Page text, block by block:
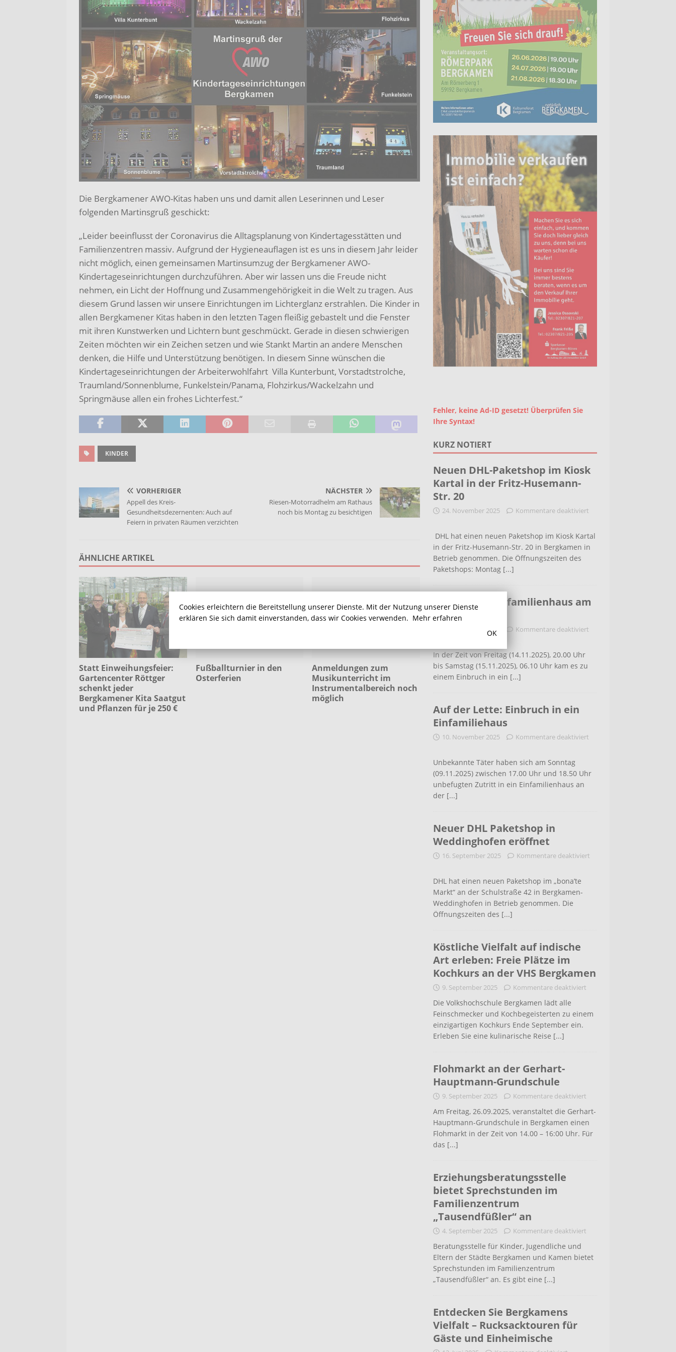
Die Bergkamener AWO-Kitas haben uns und damit allen Leserinnen und Leser
folgenden Martinsgruß geschickt:
„Leider beeinflusst der Coronavirus die Alltagsplanung von Kindertagesstätten und
Familienzentren massiv. Aufgrund der Hygieneauflagen ist es uns in diesem Jahr leider
nicht möglich, einen gemeinsamen Martinsumzug der Bergkamener AWO-
Kindertageseinrichtungen durchzuführen. Aber wir lassen uns die Freude nicht
nehmen, ein Licht der Hoffnung und Zusammengehörigkeit in die Welt zu tragen. Aus
diesem Grund lassen wir unsere Einrichtungen im Lichterglanz erstrahlen. Die Kinder in
allen Bergkamener Kitas haben in den letzten Tagen fleißig gebastelt und die Fenster
mit ihren Kunstwerken und Lichtern bunt geschmückt. Gerade in diesen schwierigen
Zeiten möchten wir ein Zeichen setzen und wie Stankt Martin an andere Menschen
denken, die Hilfe und Unterstützung benötigen. In diesem Sinne wünschen die
Kindertageseinrichtungen der Arbeiterwohlfahrt Villa Kunterbunt, Vorstadtstrolche,
Traumland/Sonnenblume, Funkelstein/Panama, Flohzirkus/Wackelzahn und
Springmäuse allen ein frohes Lichterfest.“
KINDER
VORHERIGER
Appell des Kreis-
Gesundheitsdezernenten: Auch auf
Feiern in privaten Räumen verzichten
NÄCHSTER
Riesen-Motorradhelm am Rathaus
noch bis Montag zu besichtigen
ÄHNLICHE ARTIKEL
Statt Einweihungsfeier:
Gartencenter Röttger
schenkt jeder
Bergkamener Kita Saatgut
und Pflanzen für je 250 €
Fußballturnier in den
Osterferien
Anmeldungen zum
Musikunterricht im
Instrumentalbereich noch
möglich
Fehler, keine Ad-ID gesetzt! Überprüfen Sie
Ihre Syntax!
KURZ NOTIERT
Neuen DHL-Paketshop im Kiosk
Kartal in der Fritz-Husemann-
Str. 20
24. November 2025 Kommentare deaktiviert
DHL hat einen neuen Paketshop im Kiosk Kartal
in der Fritz-Husemann-Str. 20 in Bergkamen in
Betrieb genommen. Die Öffnungszeiten des
Paketshops: Montag [...]
Einbruch in Einfamilienhaus am
Haldenweg
16. November 2025 Kommentare deaktiviert
In der Zeit von Freitag (14.11.2025), 20.00 Uhr
bis Samstag (15.11.2025), 06.10 Uhr kam es zu
einem Einbruch in ein [...]
Auf der Lette: Einbruch in ein
Einfamiliehaus
10. November 2025 Kommentare deaktiviert
Unbekannte Täter haben sich am Sonntag
(09.11.2025) zwischen 17.00 Uhr und 18.50 Uhr
unbefugten Zutritt in ein Einfamilienhaus an
der [...]
Neuer DHL Paketshop in
Weddinghofen eröffnet
16. September 2025 Kommentare deaktiviert
DHL hat einen neuen Paketshop im „bona’te
Markt“ an der Schulstraße 42 in Bergkamen-
Weddinghofen in Betrieb genommen. Die
Öffnungszeiten des [...]
Köstliche Vielfalt auf indische
Art erleben: Freie Plätze im
Kochkurs an der VHS Bergkamen
9. September 2025 Kommentare deaktiviert
Die Volkshochschule Bergkamen lädt alle
Feinschmecker und Kochbegeisterten zu einem
einzigartigen Kochkurs Ende September ein.
Erleben Sie eine kulinarische Reise [...]
Flohmarkt an der Gerhart-
Hauptmann-Grundschule
9. September 2025 Kommentare deaktiviert
Am Freitag, 26.09.2025, veranstaltet die Gerhart-
Hauptmann-Grundschule in Bergkamen einen
Flohmarkt in der Zeit von 14.00 – 16:00 Uhr. Für
das [...]
Erziehungsberatungsstelle
bietet Sprechstunden im
Familienzentrum
„Tausendfüßler“ an
4. September 2025 Kommentare deaktiviert
Beratungsstelle für Kinder, Jugendliche und
Eltern der Städte Bergkamen und Kamen bietet
Sprechstunden im Familienzentrum
„Tausendfüßler“ an. Es gibt eine [...]
Entdecken Sie Bergkamens
Vielfalt – Rucksacktouren für
Gäste und Einheimische
Cookies erleichtern die Bereitstellung unserer Dienste. Mit der Nutzung unserer Dienste
erklären Sie sich damit einverstanden, dass wir Cookies verwenden. Mehr erfahren
OK